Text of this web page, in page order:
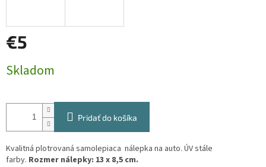
€5
cena:
Skladom
Pridať do košíka
Kvalitná plotrovaná samolepiaca nálepka na auto. ÚV stále
farby. Rozmer nálepky: 13 x 8,5 cm.